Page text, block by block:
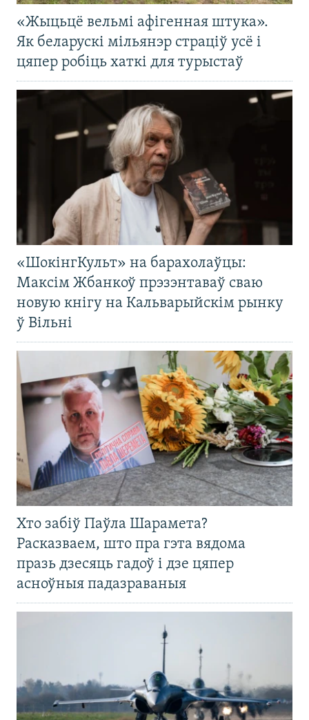
«Жыцьцё вельмі афігенная штука».
Як беларускі мільянэр страціў усё і
цяпер робіць хаткі для турыстаў
«ШокінгКульт» на барахолаўцы:
Максім Жбанкоў прэзэнтаваў сваю
новую кнігу на Кальварыйскім рынку
ў Вільні
Хто забіў Паўла Шарамета?
Расказваем, што пра гэта вядома
празь дзесяць гадоў і дзе цяпер
асноўныя падазраваныя